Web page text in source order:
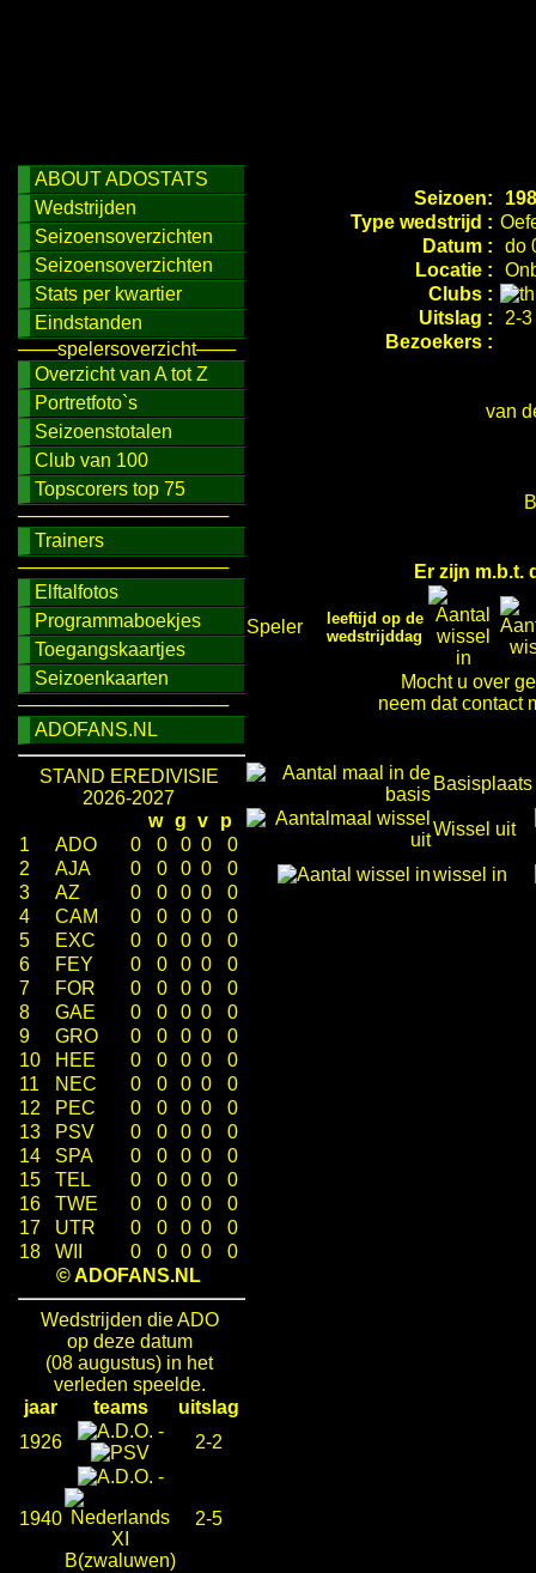
ABOUT ADOSTATS
Wedstrijden
Seizoensoverzichten
Seizoensoverzichten
Stats per kwartier
Eindstanden
───spelersoverzicht───
Overzicht van A tot Z
Portretfoto`s
Seizoenstotalen
Club van 100
Topscorers top 75
────────────────
Trainers
────────────────
Elftalfotos
Programmaboekjes
Toegangskaartjes
Seizoenkaarten
────────────────
ADOFANS.NL
STAND EREDIVISIE
2026-2027
w g v
p
1
ADO 0 0 0 0
0
2
AJA 0 0 0 0
0
3
AZ 0 0 0 0
0
4
CAM 0 0 0 0
0
5
EXC 0 0 0 0
0
6
FEY 0 0 0 0
0
7
FOR 0 0 0 0
0
8
GAE 0 0 0 0
0
9
GRO 0 0 0 0
0
10
HEE 0 0 0 0
0
11
NEC 0 0 0 0
0
12
PEC 0 0 0 0
0
13
PSV 0 0 0 0
0
14
SPA 0 0 0 0
0
15
TEL 0 0 0 0
0
16
TWE 0 0 0 0
0
17
UTR 0 0 0 0
0
18
WII 0 0 0 0
0
© ADOFANS.NL
Wedstrijden die ADO
op deze datum
(08 augustus) in het
verleden speelde.
jaar
teams
uitslag
1926
-
2-2
1940
-
2-5
Seizoen:
Type wedstrijd :
Datum :
do
Locatie :
Clubs :
Uitslag :
2-3
Bezoekers :
van
Er zijn m.b.t.
Speler
leeftijd op de
wedstrijddag
Mocht u over
neem dat contact
Basisplaats
Wissel uit
wissel in